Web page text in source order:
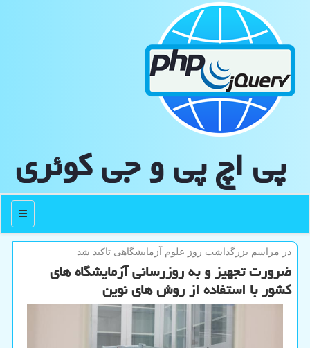
پی اچ پی و جی كوئری
منو
در مراسم بزرگداشت روز علوم آزمایشگاهی تاكید شد
ضرورت تجهیز و به روزرسانی آزمایشگاه های
كشور با استفاده از روش های نوین